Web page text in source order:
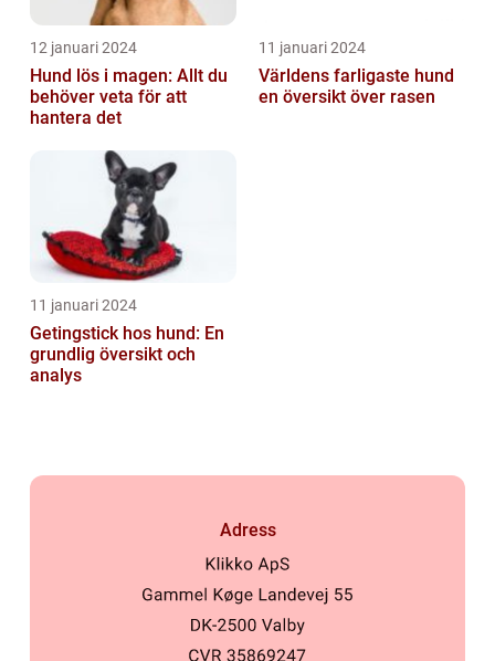
12 januari 2024
Hund lös i magen: Allt du
behöver veta för att
hantera det
11 januari 2024
Världens farligaste hund
en översikt över rasen
11 januari 2024
Getingstick hos hund: En
grundlig översikt och
analys
Adress